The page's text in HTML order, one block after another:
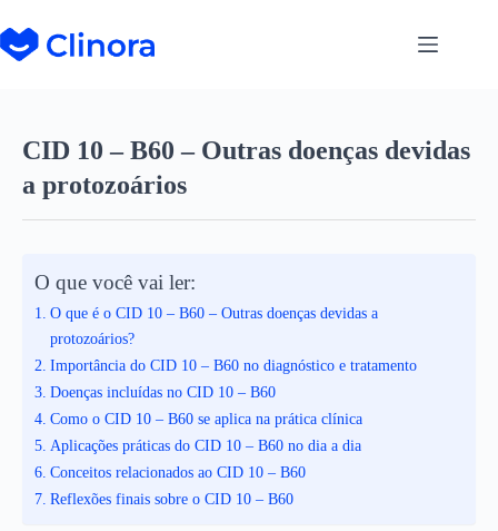
CID 10 – B60 – Outras doenças devidas
a protozoários
O que você vai ler:
O que é o CID 10 – B60 – Outras doenças devidas a
protozoários?
Importância do CID 10 – B60 no diagnóstico e tratamento
Doenças incluídas no CID 10 – B60
Como o CID 10 – B60 se aplica na prática clínica
Aplicações práticas do CID 10 – B60 no dia a dia
Conceitos relacionados ao CID 10 – B60
Reflexões finais sobre o CID 10 – B60